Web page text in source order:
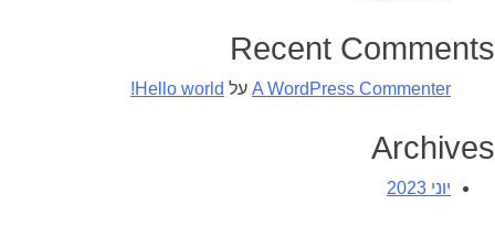
Recent Comments
A WordPress Commenter על Hello world!
Archives
יוני 2023